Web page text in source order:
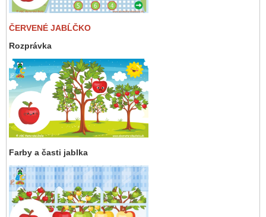
ČERVENÉ JABĹČKO
Rozprávka
Farby a časti jablka